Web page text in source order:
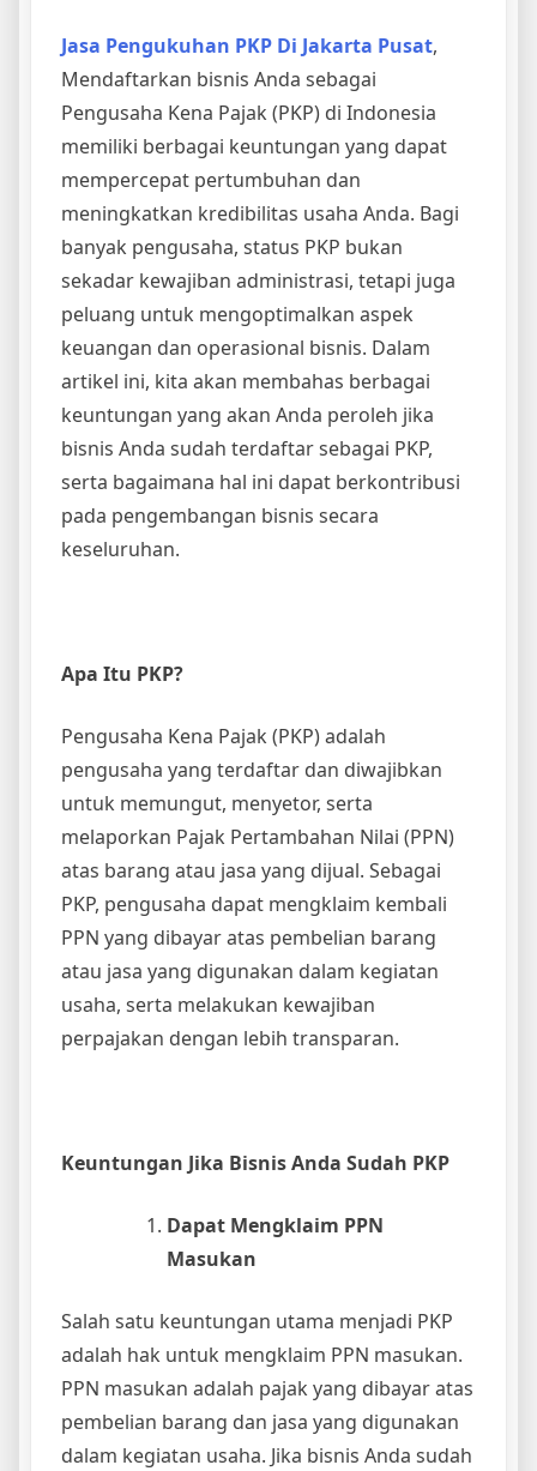
Jasa Pengukuhan PKP Di Jakarta Pusat,
Mendaftarkan bisnis Anda sebagai
Pengusaha Kena Pajak (PKP) di Indonesia
memiliki berbagai keuntungan yang dapat
mempercepat pertumbuhan dan
meningkatkan kredibilitas usaha Anda. Bagi
banyak pengusaha, status PKP bukan
sekadar kewajiban administrasi, tetapi juga
peluang untuk mengoptimalkan aspek
keuangan dan operasional bisnis. Dalam
artikel ini, kita akan membahas berbagai
keuntungan yang akan Anda peroleh jika
bisnis Anda sudah terdaftar sebagai PKP,
serta bagaimana hal ini dapat berkontribusi
pada pengembangan bisnis secara
keseluruhan.
Apa Itu PKP?
Pengusaha Kena Pajak (PKP) adalah
pengusaha yang terdaftar dan diwajibkan
untuk memungut, menyetor, serta
melaporkan Pajak Pertambahan Nilai (PPN)
atas barang atau jasa yang dijual. Sebagai
PKP, pengusaha dapat mengklaim kembali
PPN yang dibayar atas pembelian barang
atau jasa yang digunakan dalam kegiatan
usaha, serta melakukan kewajiban
perpajakan dengan lebih transparan.
Keuntungan Jika Bisnis Anda Sudah PKP
Dapat Mengklaim PPN
Masukan
Salah satu keuntungan utama menjadi PKP
adalah hak untuk mengklaim PPN masukan.
PPN masukan adalah pajak yang dibayar atas
pembelian barang dan jasa yang digunakan
dalam kegiatan usaha. Jika bisnis Anda sudah